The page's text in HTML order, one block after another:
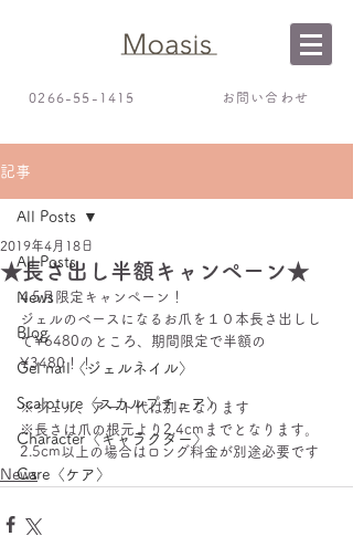
0266-55-1415 お問い合わせ
記事
All Posts
News
Blog
Gel nail〈ジェルネイル〉
Scalpture〈スカルプチュア〉
Character〈キャラクター〉
Care〈ケア〉
All Posts
★長さ出し半額キャンペーン★
2019年4月18日
4.5月限定キャンペーン！
ジェルのベースになるお爪を１０本長さ出しし
て¥6480のところ、期間限定で半額の
¥3480！！
※ジェル、アート代は別になります
※長さは爪の根元より2.4cmまでとなります。
2.5cm以上の場合はロング料金が別途必要です
News